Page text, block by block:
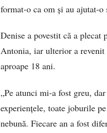
format-o ca om și au ajutat-o
Denise a povestit că a
Antonia, iar ulterior a revenit
aproape 18 ani.
„Pe atunci mi-a fost greu,
experiențele, toate joburile
nebună. Fiecare an a fost